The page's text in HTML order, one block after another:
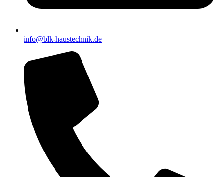
info@blk-haustechnik.de